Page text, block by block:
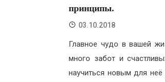
принципы.
03.10.2018
Главное чудо в вашей
много забот и
научиться новым для